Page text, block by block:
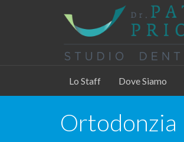
Lo Staff Dove Siamo
Ortodonzia